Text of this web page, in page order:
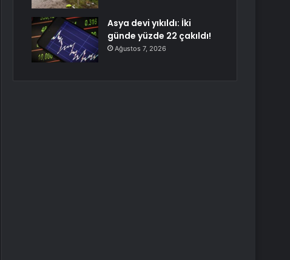
Asya devi yıkıldı: İki
günde yüzde 22 çakıldı!
Ağustos 7, 2026